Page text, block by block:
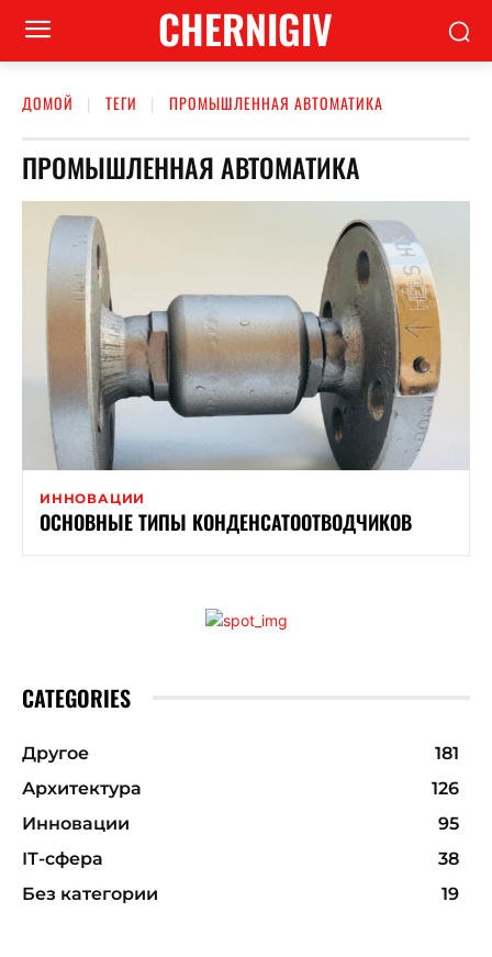
CHERNIGIV
ДОМОЙ ТЕГИ ПРОМЫШЛЕННАЯ АВТОМАТИКА
ПРОМЫШЛЕННАЯ АВТОМАТИКА
ИННОВАЦИИ
ОСНОВНЫЕ ТИПЫ КОНДЕНСАТООТВОДЧИКОВ
CATEGORIES
Другое
181
Архитектура
126
Инновации
95
ІТ-сфера
38
Без категории
19